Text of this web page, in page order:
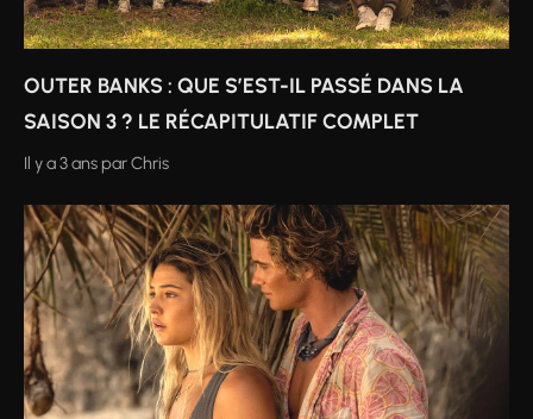
OUTER BANKS : QUE S’EST-IL PASSÉ DANS LA
SAISON 3 ? LE RÉCAPITULATIF COMPLET
Il y a 3 ans parChris